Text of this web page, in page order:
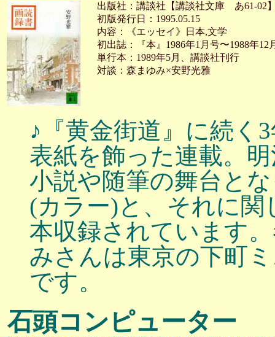
出版社：講談社【講談社文庫 あ61-02
初版発行日：1995.05.15
内容：《エッセイ》日本,文学
初出誌：『本』1986年1月号〜1988年12
単行本：1989年5月、講談社刊行
対談：森まゆみ×安野光雅
♪『黄金街道』に続く
表紙を飾った連載。
小説や随筆の舞台と
(カラー)と、それに
本収録されています
みさんは東京の下町
です。
石頭コンピューター